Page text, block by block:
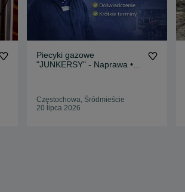
Piecyki gazowe
"JUNKERSY" - Naprawa •
Częstochowa, Śródmieście
20 lipca 2026